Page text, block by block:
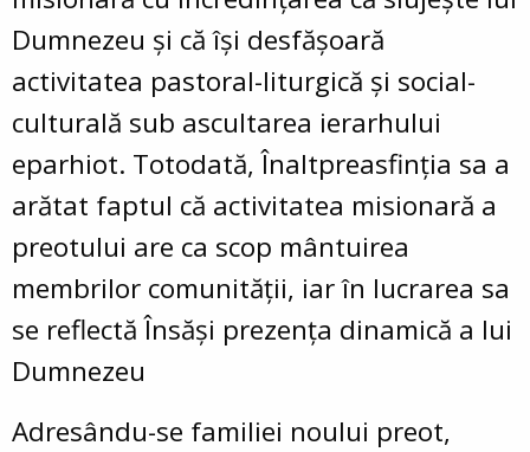
Dumnezeu și că își desfășoară
activitatea pastoral-liturgică și social-
culturală sub ascultarea ierarhului
eparhiot. Totodată, Înaltpreasfinția sa a
arătat faptul că activitatea misionară a
preotului are ca scop mântuirea
membrilor comunității, iar în lucrarea sa
se reflectă Însăși prezența dinamică a lui
Dumnezeu
Adresându-se familiei noului preot,